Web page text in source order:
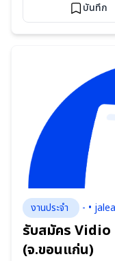
บันทึก
งานประจำ - •
รับสมัคร
(จ.ขอนแก่น)